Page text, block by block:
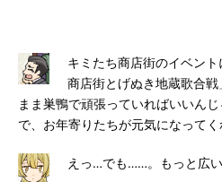
キミたち商店街のイベン
商店街とげぬき地蔵歌合
まま巣鴨で頑張っていればいいん
で、お年寄りたちが元気になってく
えっ…でも……。もっと広